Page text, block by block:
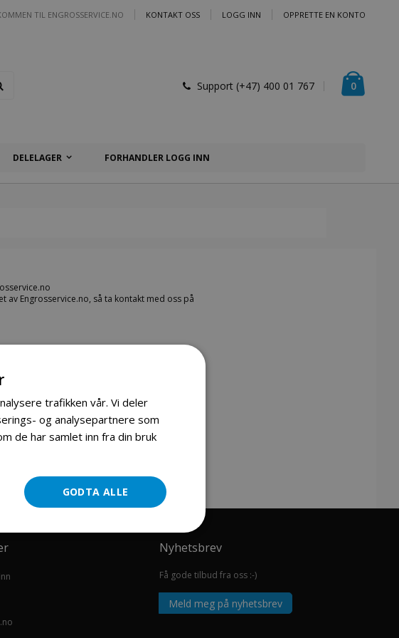
TIL ENGROSSERVICE.NO KONTAKT OSS LOGG INN OPPRETTE EN KONTO
0varer
Support (+47) 400 01 767
DELELAGER FORHANDLER LOGG INN
Engrosservice.no, så ta kontakt med oss på
Nyhetsbrev
Få gode tilbud fra oss :-)
Meld meg på nyhetsbrev
trafikken vår. Vi deler
og analysepartnere som
de har samlet inn fra din bruk
GODTA ALLE